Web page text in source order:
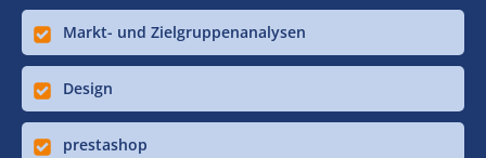
Markt- und Zielgruppenanalysen
Design
prestashop